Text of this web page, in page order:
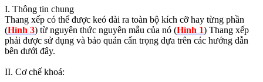
I. Thông tin chung
Thang xếp có thể được keó dài ra toàn bộ kích cỡ hay từng phần
(Hình 3) từ nguyên thức nguyên mẫu của nó (Hình 1) Thang xếp
phải được sử dụng và bảo quản cẩn trọng dựa trên các hướng dẫn
bên dưới đây.
II. Cơ chế khoá: